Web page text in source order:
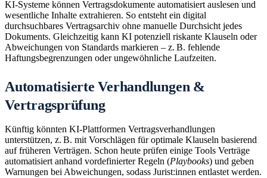
KI-Systeme können Vertragsdokumente automatisiert auslesen und
wesentliche Inhalte extrahieren. So entsteht ein digital
durchsuchbares Vertragsarchiv ohne manuelle Durchsicht jedes
Dokuments. Gleichzeitig kann KI potenziell riskante Klauseln oder
Abweichungen von Standards markieren – z. B. fehlende
Haftungsbegrenzungen oder ungewöhnliche Laufzeiten.
Automatisierte Verhandlungen &
Vertragsprüfung
Künftig könnten KI-Plattformen Vertragsverhandlungen
unterstützen, z. B. mit Vorschlägen für optimale Klauseln basierend
auf früheren Verträgen. Schon heute prüfen einige Tools Verträge
automatisiert anhand vordefinierter Regeln (Playbooks) und geben
Warnungen bei Abweichungen, sodass Jurist:innen entlastet werden.